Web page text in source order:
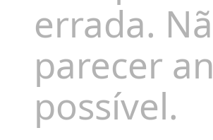
errada.
parecer
possível.